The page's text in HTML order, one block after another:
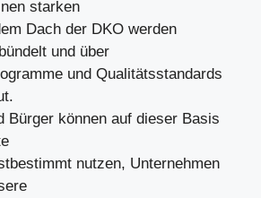
starken
Dach der DKO werden
und über
und Qualitätsstandards
Bürger können auf dieser Basis
nutzen, Unternehmen